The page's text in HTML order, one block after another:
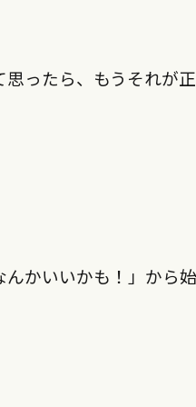
思ったら、もうそれが
んかいいかも！」から